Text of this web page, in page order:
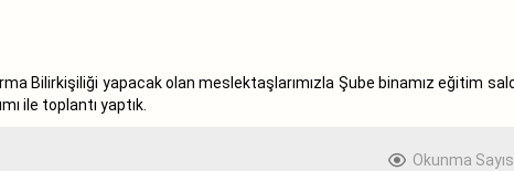
Bilirkişiliği yapacak olan meslektaşlarımızla Şube binamız eğitim
ile toplantı yaptık.
Okunma